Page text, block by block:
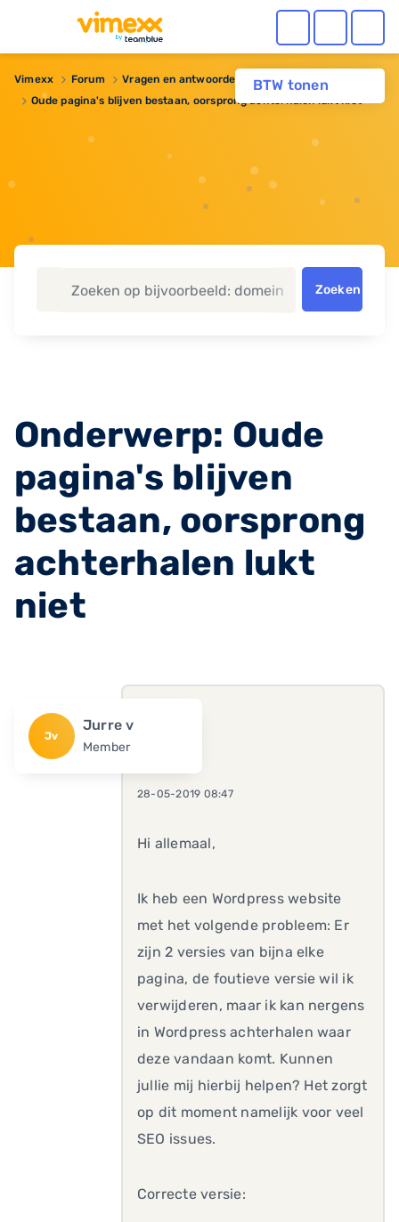
BTW tonen
Vimexx Forum
Vragen en antwoorden
Oude pagina's blijven bestaan, oorsprong achterhalen lukt niet
Zoeken
Onderwerp: Oude
pagina's blijven
bestaan, oorsprong
achterhalen lukt
niet
Jv
Jurre v
Member
28-05-2019 08:47
Hi allemaal,
Ik heb een Wordpress website
met het volgende probleem: Er
zijn 2 versies van bijna elke
pagina, de foutieve versie wil ik
verwijderen, maar ik kan nergens
in Wordpress achterhalen waar
deze vandaan komt. Kunnen
jullie mij hierbij helpen? Het zorgt
op dit moment namelijk voor veel
SEO issues.
Correcte versie: